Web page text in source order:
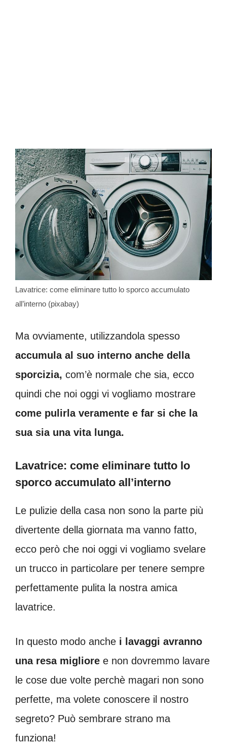
Lavatrice: come eliminare tutto lo sporco accumulato
all’interno (pixabay)
Ma ovviamente, utilizzandola spesso
accumula al suo interno anche della
sporcizia, com’è normale che sia, ecco
quindi che noi oggi vi vogliamo mostrare
come pulirla veramente e far si che la
sua sia una vita lunga.
Lavatrice: come eliminare tutto lo
sporco accumulato all’interno
Le pulizie della casa non sono la parte più
divertente della giornata ma vanno fatto,
ecco però che noi oggi vi vogliamo svelare
un trucco in particolare per tenere sempre
perfettamente pulita la nostra amica
lavatrice.
In questo modo anche i lavaggi avranno
una resa migliore e non dovremmo lavare
le cose due volte perchè magari non sono
perfette, ma volete conoscere il nostro
segreto? Può sembrare strano ma
funziona!